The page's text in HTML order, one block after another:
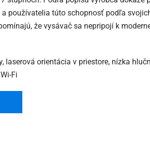
a používatelia túto schopnosť podľa
že vysávač sa nepripojí k
laserová orientácia v priestore, nízka
Fi